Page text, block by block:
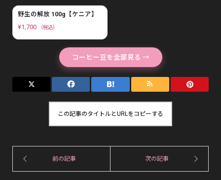
野生の解放 100g【ケニア】
¥1,700 （税込）
コーヒー豆を全部見る →
この記事のタイトルとURLをコピーする